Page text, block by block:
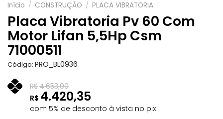
Início / CONSTRUÇÃO / PLACA VIBRATORIA
Placa Vibratoria Pv 60 Com
Motor Lifan 5,5Hp Csm
71000511
Código: PRO_BL0936
R$4.653,00
R$ 4.420,35
com 5% de desconto à vista no pix